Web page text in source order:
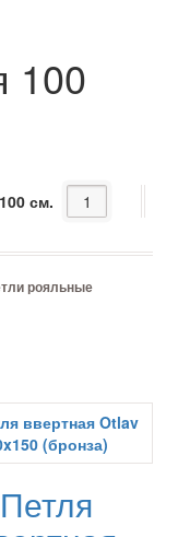
100
см.
рояльные
Петля